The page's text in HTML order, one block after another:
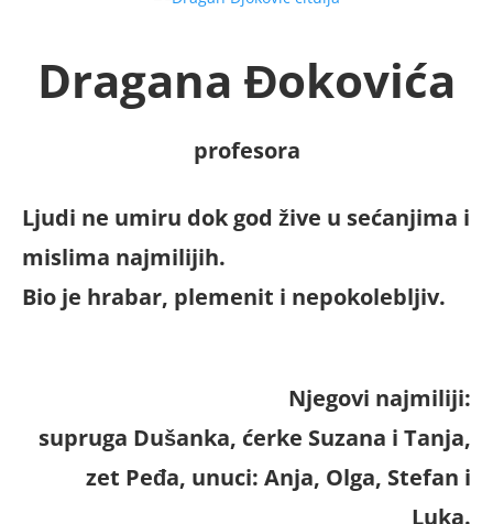
Dragana Đokovića
profesora
Ljudi ne umiru dok god žive u sećanjima i
mislima najmilijih.
Bio je hrabar, plemenit i nepokolebljiv.
Njegovi najmiliji:
supruga Dušanka, ćerke Suzana i Tanja,
zet Peđa, unuci: Anja, Olga, Stefan i
Luka.